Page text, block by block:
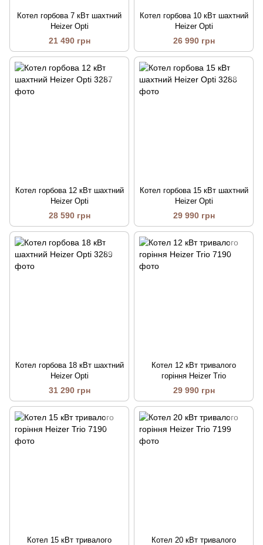
Котел горбова 7 кВт шахтний
Heizer Opti
21 490 грн
Котел горбова 10 кВт шахтний
Heizer Opti
26 990 грн
Котел горбова 12 кВт шахтний
Heizer Opti
28 590 грн
Котел горбова 15 кВт шахтний
Heizer Opti
29 990 грн
Котел горбова 18 кВт шахтний
Heizer Opti
31 290 грн
Котел 12 кВт тривалого
горіння Heizer Trio
29 990 грн
Котел 15 кВт тривалого
Котел 20 кВт тривалого